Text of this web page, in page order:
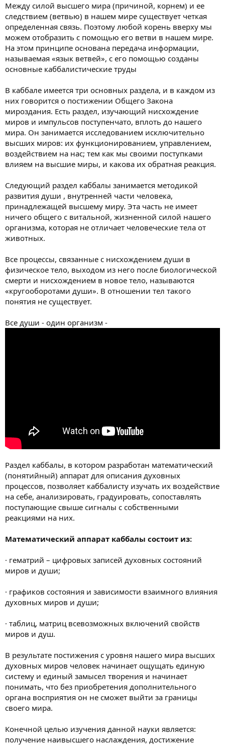
Между силой высшего мира (причиной, корнем) и ее
следствием (ветвью) в нашем мире существует четкая
определенная связь. Поэтому любой корень вверху мы
можем отобразить с помощью его ветви в нашем мире.
На этом принципе основана передача информации,
называемая «язык ветвей», с его помощью созданы
основные каббалистические труды
В каббале имеется три основных раздела, и в каждом из
них говорится о постижении Общего Закона
мироздания. Есть раздел, изучающий нисхождение
миров и импульсов поступенчато, вплоть до нашего
мира. Он занимается исследованием исключительно
высших миров: их функционированием, управлением,
воздействием на нас; тем как мы своими поступками
влияем на высшие миры, и какова их обратная реакция.
Следующий раздел каббалы занимается методикой
развития души , внутренней части человека,
принадлежащей высшему миру. Эта часть не имеет
ничего общего с витальной, жизненной силой нашего
организма, которая не отличает человеческие тела от
животных.
Все процессы, связанные с нисхождением души в
физическое тело, выходом из него после биологической
смерти и нисхождением в новое тело, называются
«кругооборотами души». В отношении тел такого
понятия не существует.
Все души - один организм -
Раздел каббалы, в котором разработан математический
(понятийный) аппарат для описания духовных
процессов, позволяет каббалисту изучать их воздействие
на себе, анализировать, градуировать, сопоставлять
поступающие свыше сигналы с собственными
реакциями на них.
Математический аппарат каббалы состоит из:
· гематрий – цифровых записей духовных состояний
миров и души;
· графиков состояния и зависимости взаимного влияния
духовных миров и души;
· таблиц, матриц всевозможных включений свойств
миров и душ.
В результате постижения с уровня нашего мира высших
духовных миров человек начинает ощущать единую
систему и единый замысел творения и начинает
понимать, что без приобретения дополнительного
органа восприятия он не сможет выйти за границы
своего мира.
Конечной целью изучения данной науки является:
получение наивысшего наслаждения, достижение